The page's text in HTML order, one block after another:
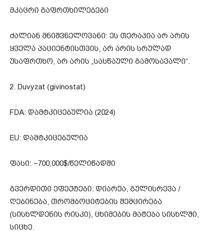
მკაცრი გაფრთხილებები
ძალიან მნიშვნელოვანი: ეს თერაპია არ არის
ყველა პაციენტისთვის, არ არის სრულად
უსაფრთხო, არ არის „სასწაული გამოსავალი“.
2. Duvyzat (givinostat)
FDA: დამტკიცებულია (2024)
EU: დამტკიცებულია
ფასი: ~700,000$/წელიწადში
გვერდითი ეფექტები: დიარეა, გულისრევა /
ღებინება, თრომბოციტების შემცირება
(სისხლდენის რისკი), ცხიმების მატება სისხლში,
სიცხე.